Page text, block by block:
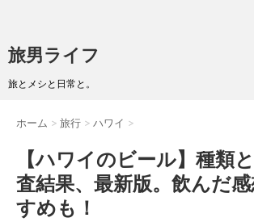
旅男ライフ
旅とメシと日常と。
ホーム > 旅行 > ハワイ >
【ハワイのビール】種類
査結果、最新版。飲んだ
すめも！